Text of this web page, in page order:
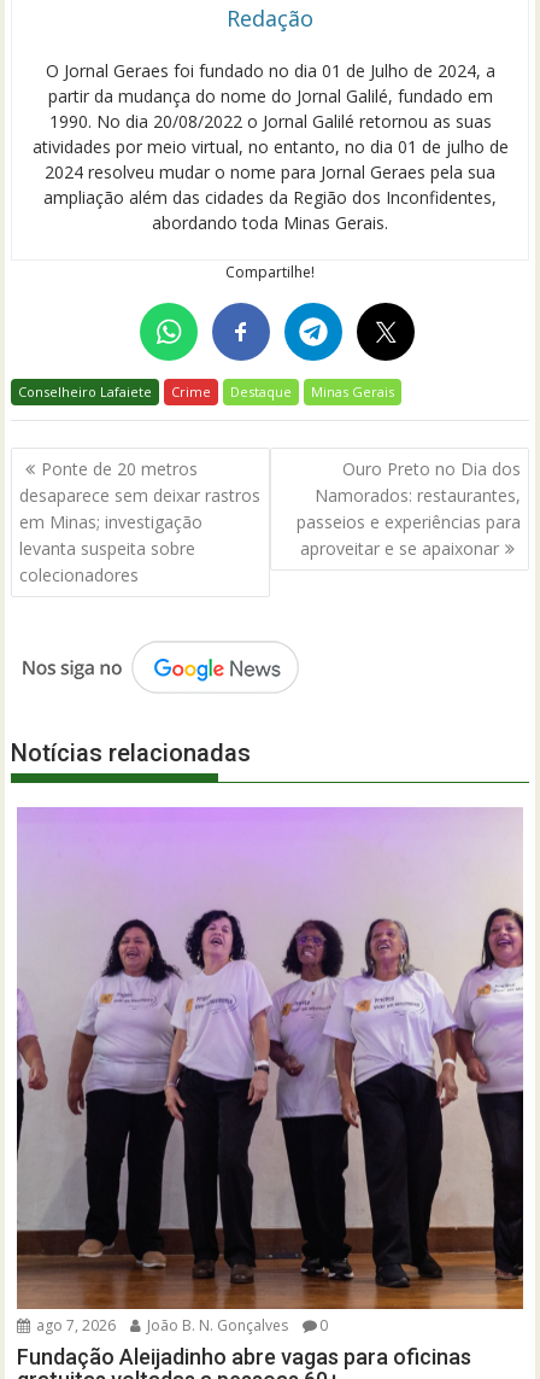
Redação
O Jornal Geraes foi fundado no dia 01 de Julho de 2024, a
partir da mudança do nome do Jornal Galilé, fundado em
1990. No dia 20/08/2022 o Jornal Galilé retornou as suas
atividades por meio virtual, no entanto, no dia 01 de julho de
2024 resolveu mudar o nome para Jornal Geraes pela sua
ampliação além das cidades da Região dos Inconfidentes,
abordando toda Minas Gerais.
Compartilhe!
Conselheiro Lafaiete Crime Destaque Minas Gerais
Navegação
de
Post
Ponte de 20 metros
desaparece sem deixar rastros
em Minas; investigação
levanta suspeita sobre
colecionadores
Ouro Preto no Dia dos
Namorados: restaurantes,
passeios e experiências para
aproveitar e se apaixonar
Notícias relacionadas
ago 7, 2026 João B. N. Gonçalves 0
Fundação Aleijadinho abre vagas para oficinas